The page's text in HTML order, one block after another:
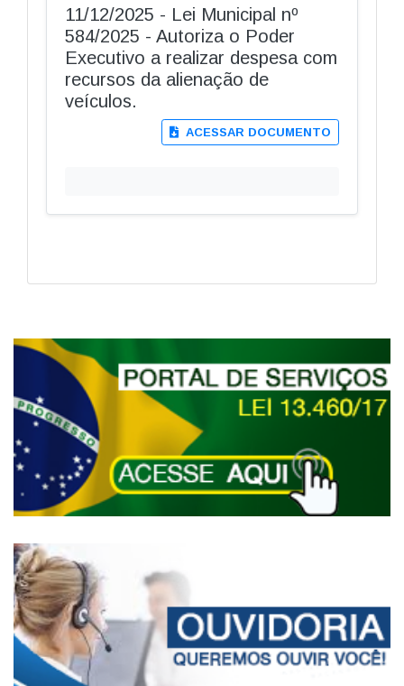
11/12/2025 - Lei Municipal nº
584/2025 - Autoriza o Poder
Executivo a realizar despesa com
recursos da alienação de
veículos.
ACESSAR DOCUMENTO